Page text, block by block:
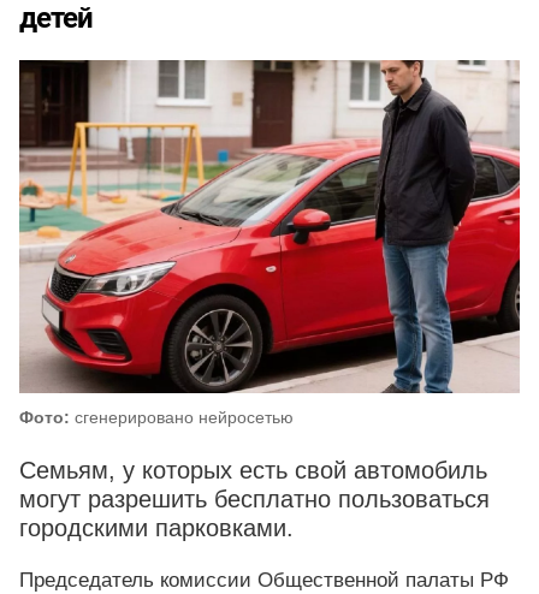
детей
Фото: сгенерировано нейросетью
Семьям, у которых есть свой автомобиль
могут разрешить бесплатно пользоваться
городскими парковками.
Председатель комиссии Общественной палаты РФ